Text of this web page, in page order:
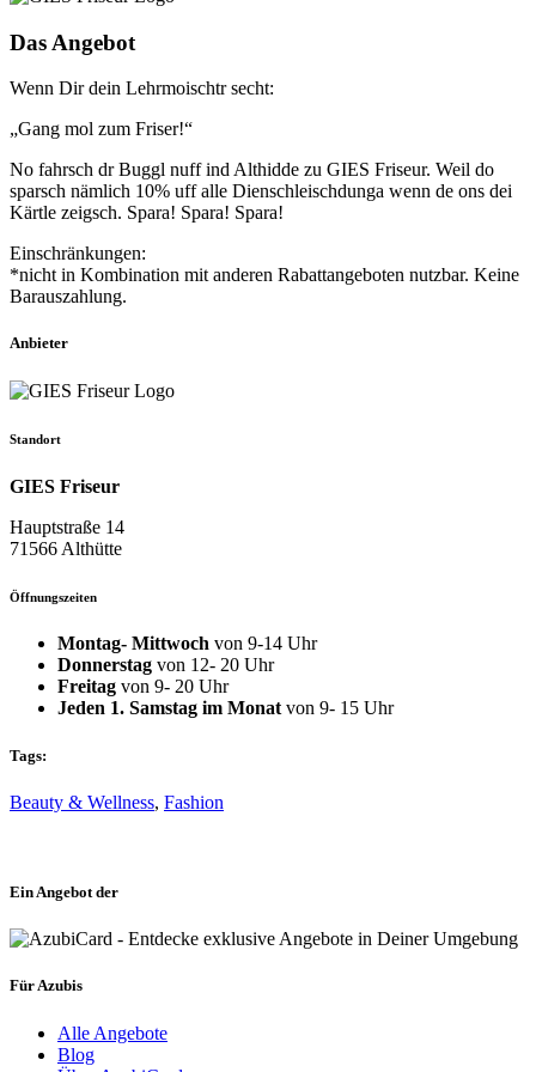
Das Angebot
Wenn Dir dein Lehrmoischtr secht:
„Gang mol zum Friser!“
No fahrsch dr Buggl nuff ind Althidde zu GIES Friseur. Weil do
sparsch nämlich 10% uff alle Dienschleischdunga wenn de ons dei
Kärtle zeigsch. Spara! Spara! Spara!
Einschränkungen:
*nicht in Kombination mit anderen Rabattangeboten nutzbar. Keine
Barauszahlung.
Anbieter
Standort
GIES Friseur
Hauptstraße 14
71566 Althütte
Öffnungszeiten
Montag- Mittwoch von 9-14 Uhr
Donnerstag von 12- 20 Uhr
Freitag von 9- 20 Uhr
Jeden 1. Samstag im Monatvon 9- 15 Uhr
Tags:
Beauty & Wellness, Fashion
Ein Angebot der
Für Azubis
Alle Angebote
Blog